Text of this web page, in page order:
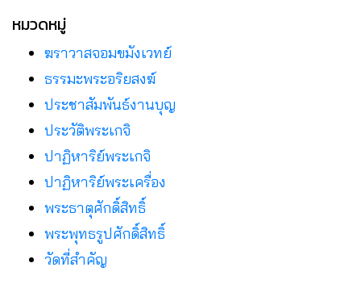
หมวดหมู่
ฆราวาสจอมขมังเวทย์
ธรรมะพระอริยสงฆ์
ประชาสัมพันธ์งานบุญ
ประวัติพระเกจิ
ปาฏิหาริย์พระเกจิ
ปาฏิหาริย์พระเครื่อง
พระธาตุศักดิ์สิทธิ์
พระพุทธรูปศักดิ์สิทธิ์
วัดที่สําคัญ